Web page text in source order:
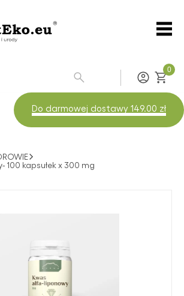
Zaloguj
0
Do darmowej dostawy 149.00 zł
100 kapsułek x 300 mg